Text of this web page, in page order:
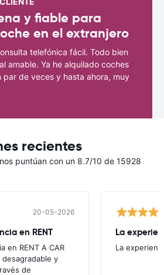
y fiable para
en el extranjero
telefónica fácil. Todo bien
amable. Ya he alquilado coches
par de veces y hasta ahora, muy
recientes
puntúan con un 8.7/10 de 15928
20-05-2026
en RENT
en RENT A CAR
y
de
La
La